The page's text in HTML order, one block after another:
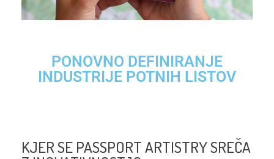
PONOVNO DEFINIRANJE
INDUSTRIJE POTNIH LISTOV
KJER SE PASSPORT ARTISTRY SREČA